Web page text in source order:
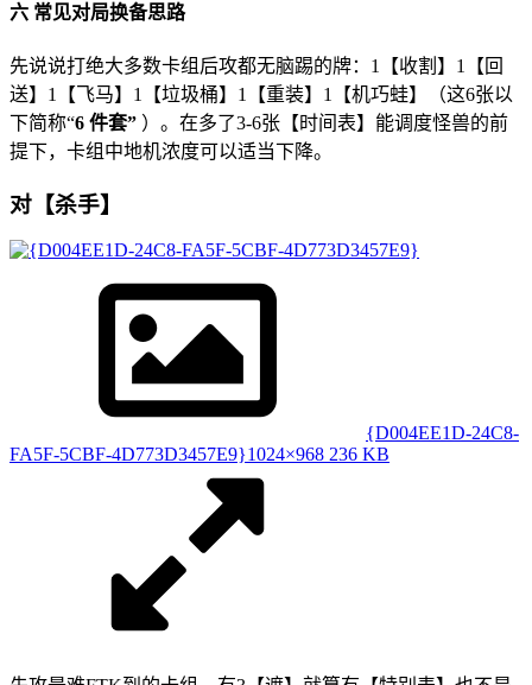
六 常见对局换备思路
先说说打绝大多数卡组后攻都无脑踢的牌：1【收割】1【回
送】1【飞马】1【垃圾桶】1【重装】1【机巧蛙】（这6张以
下简称“6 件套” ）。在多了3-6张【时间表】能调度怪兽的前
提下，卡组中地机浓度可以适当下降。
对【杀手】
{D004EE1D-24C8-
FA5F-5CBF-4D773D3457E9}1024×968 236 KB